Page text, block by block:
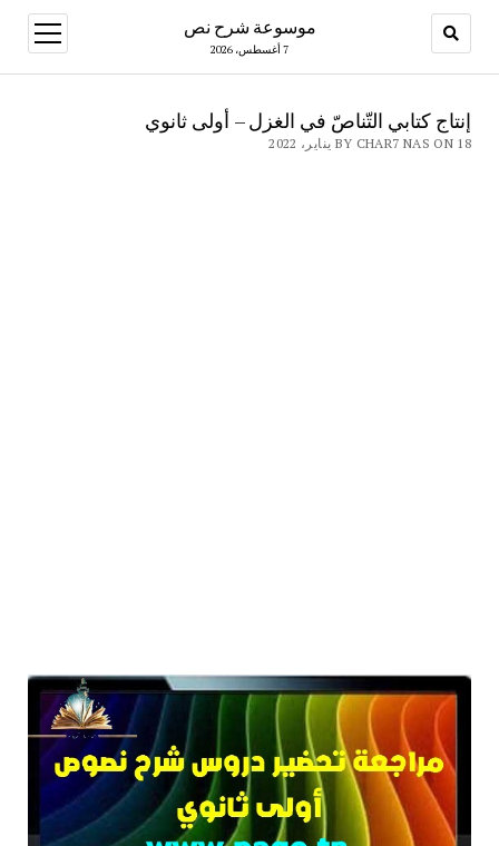
موسوعة شرح نص
7 أغسطس، 2026
open
menu
إنتاج كتابي التّناصّ في الغزل – أولى ثانوي
BY CHAR7 NAS ON 18 يناير، 2022